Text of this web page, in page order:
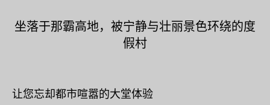
坐落于那霸高地，被宁静与壮丽景色环绕的度
假村
让您忘却都市喧嚣的大堂体验